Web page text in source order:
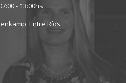
- 13:00hs
Entre Ríos